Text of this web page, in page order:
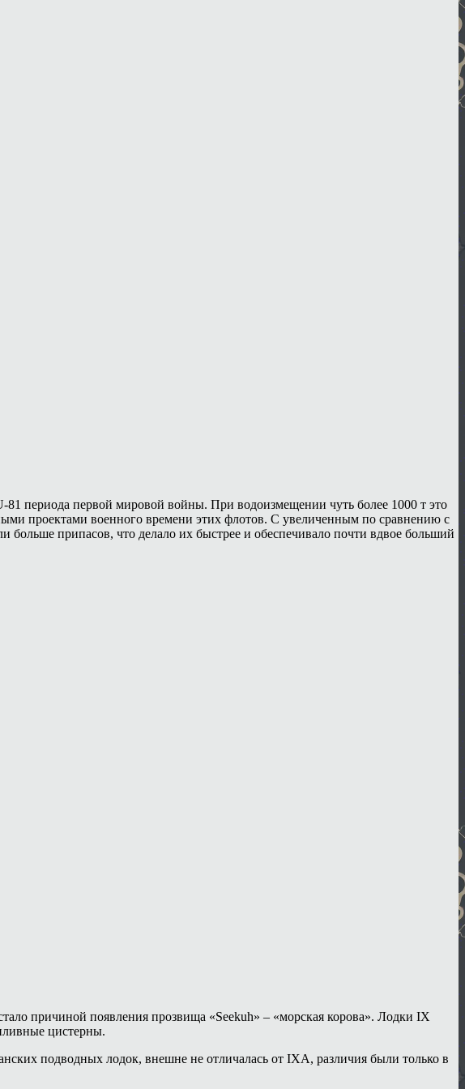
периода первой мировой войны. При водоизмещении чуть более 1000 т это
проектами военного времени этих флотов. С увеличенным по сравнению с
припасов, что делало их быстрее и обеспечивало почти вдвое больший
причиной появления прозвища «Seekuh» – «морская корова». Лодки IX
цистерны.
подводных лодок, внешне не отличалась от IXA, различия были только в